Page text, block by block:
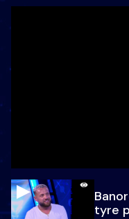
tyre